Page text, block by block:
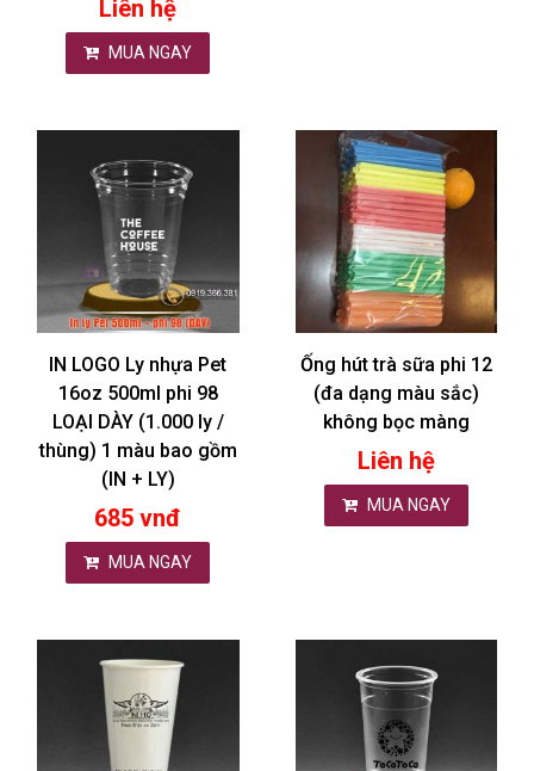
Liên hệ
MUA NGAY
IN LOGO Ly nhựa Pet
16oz 500ml phi 98
LOẠI DÀY (1.000 ly /
thùng) 1 màu bao gồm
(IN + LY)
685 vnđ
MUA NGAY
Ống hút trà sữa phi 12
(đa dạng màu sắc)
không bọc màng
Liên hệ
MUA NGAY